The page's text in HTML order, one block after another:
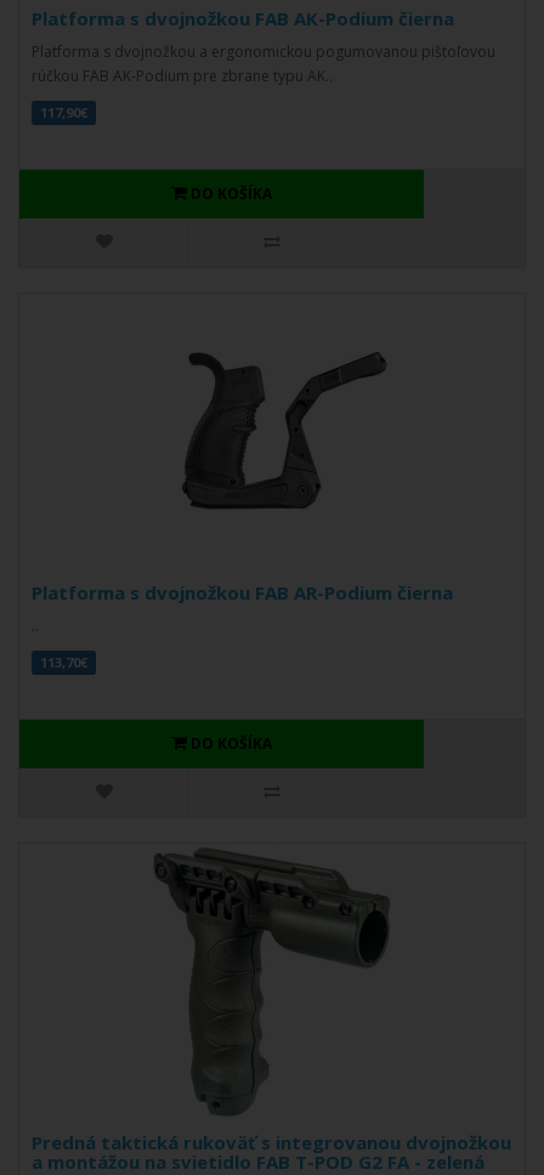
Platforma s dvojnožkou FAB AK-Podium čierna
Platforma s dvojnožkou a ergonomickou pogumovanou pištoľovou
rúčkou FAB AK-Podium pre zbrane typu AK..
117,90€
DO KOŠÍKA
Platforma s dvojnožkou FAB AR-Podium čierna
..
113,70€
DO KOŠÍKA
Predná taktická rukoväť s integrovanou dvojnožkou
a montážou na svietidlo FAB T-POD G2 FA - zelená